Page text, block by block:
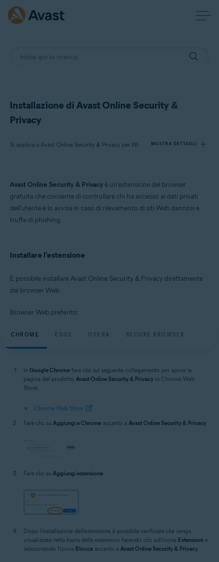
Installazione di Avast Online Security &
Privacy
Si applica a Avast Online Security & Privacy per Windows e Mac MOSTRA DETTAGLI
Prodotti:
Avast Online Security & Privacy 22.x per Windows e Mac
Microsoft Windows 8 / Pro / Enterprise - 32/64 bit
Apple macOS 14.x (Sonoma)
Apple macOS 12.x (Monterey)
Apple macOS 11.x (Big Sur)
Apple macOS 10.14.x (Mojave)
Avast Online Security & Privacy è un'estensione del browser
gratuita che consente di controllare chi ha accesso ai dati privati
dell'utente e lo avvisa in caso di rilevamento di siti Web dannosi e
truffe di phishing.
Installare l'estensione
È possibile installare Avast Online Security & Privacy direttamente
dal browser Web.
Browser Web preferito:
CHROME EDGE OPERA SECURE BROWSER
In Google Chrome fare clic sul seguente collegamento per aprire la
pagina del prodotto Avast Online Security & Privacy in Chrome Web
Store:
Chrome Web Store
Fare clic su Aggiungi a Chrome accanto a Avast Online Security & Privacy.
Fare clic su Aggiungi estensione
Dopo l'installazione dell'estensione, è possibile verificare che venga
visualizzata nella barra delle estensioni facendo clic sull'icona Estensioni e
selezionando l'icona Blocca accanto a Avast Online Security & Privacy